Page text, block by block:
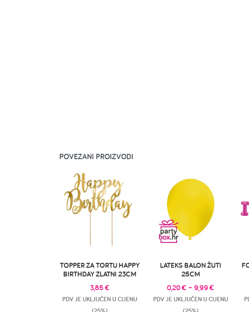
POVEZANI PROIZVODI
TOPPER ZA TORTU HAPPY
BIRTHDAY ZLATNI 23CM
3,85 €
PDV JE UKLJUČEN U CIJENU
LATEKS BALON ŽUTI
25CM
0,20€ – 9,99€
PDV JE UKLJUČEN U CIJENU